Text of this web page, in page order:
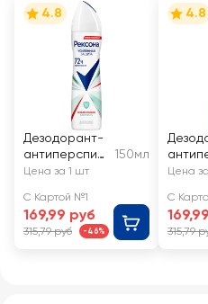
4.8
Дезодорант-
антиперспир
ант спрей
РЕКСОНА
Антибактери
альная
150мл
Цена за 1 шт
С Картой №1
169,99 руб
315,79 руб -46%
4.8
ант
Цена
С
315,79